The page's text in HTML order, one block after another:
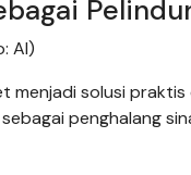
AI)
solusi praktis
penghalang